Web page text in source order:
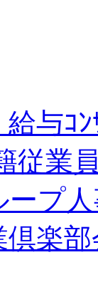
与ｺﾝ
従業
ープ
倶楽